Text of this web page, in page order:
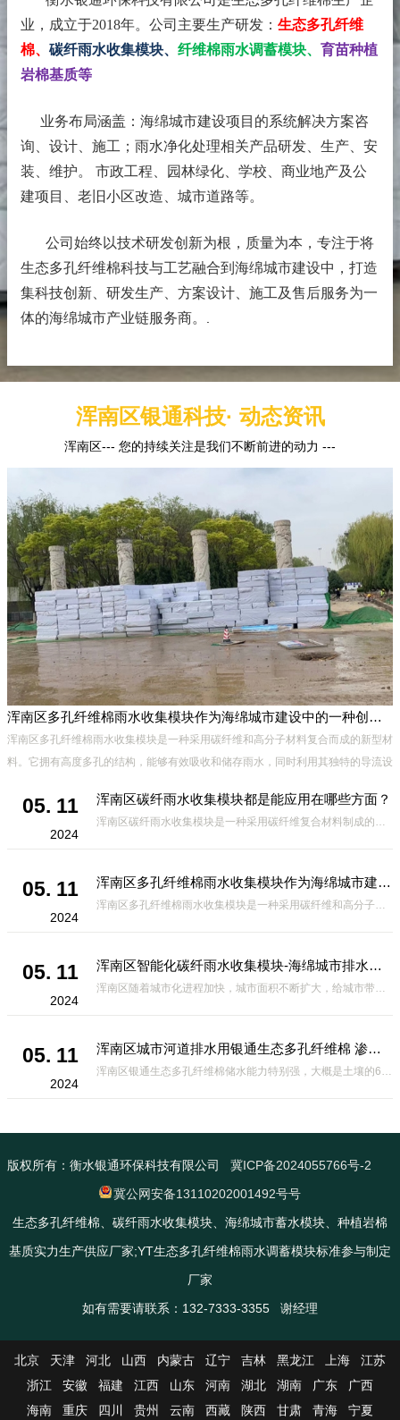
业，成立于2018年。 公司主要生产研发： 生态多孔纤维
棉、 碳纤雨水收集模块、 纤维棉雨水调蓄模块、 育苗种植
岩棉基质等
业务布局涵盖：海绵城市建设项目的系统解决方案咨
询、设计、施工；雨水净化处理相关产品研发、生产、安
装、维护。 市政工程、园林绿化、学校、商业地产及公
建项目、老旧小区改造、城市道路等。
公司始终以技术研发创新为根，质量为本，专注于将
生态多孔纤维棉科技与工艺融合到海绵城市建设中，打造
集科技创新、研发生产、方案设计、施工及售后服务为一
体的海绵城市产业链服务商。
浑南区银通科技· 动态资讯
浑南区--- 您的持续关注是我们不断前进的动力 ---
浑南区多孔纤维棉雨水收集模块作为海绵城市建设中的一种创新材料
浑南区多孔纤维棉雨水收集模块是一种采用碳纤维和高分子材料复合而成的新型材
料。它拥有高度多孔的结构，能够有效吸收和储存雨水，同时利用其独特的导流设
05. 11
2024
浑南区碳纤雨水收集模块都是能应用在哪些方面？
浑南区碳纤雨水收集模块是一种采用碳纤维复合材料制成的雨水收集装置，具有*、环保、可持续等诸多优点。这种模块的设计独特，结构轻巧且强度高，耐腐蚀，能够在各种环境条件下稳定运行。其广泛的应用领域不仅体现在城市规
05. 11
2024
浑南区多孔纤维棉雨水收集模块作为海绵城市建设中的一种创新材料
浑南区多孔纤维棉雨水收集模块是一种采用碳纤维和高分子材料复合而成的新型材料。它拥有高度多孔的结构，能够有效吸收和储存雨水，同时利用其独特的导流设计，将雨水迅速排出，有效防止城市内涝的发生。此外，该材料还具有
05. 11
2024
浑南区智能化碳纤雨水收集模块-海绵城市排水蓄水系统的优选项
浑南区随着城市化进程加快，城市面积不断扩大，给城市带来的问题也随之增加。其中之一就是水资源的短缺。雨水收集是一种解决城市水资源短缺的有效途径。在雨水收集技术中，智能化碳纤雨水收集模块的出现，为解决城市水资源
05. 11
2024
浑南区城市河道排水用银通生态多孔纤维棉 渗透性好重量轻
浑南区银通生态多孔纤维棉储水能力特别强，大概是土壤的6倍，所以在下暴雨或者是严重的雨雪天气时，能将降水量很好的吸收掉，到了天气晴朗之后又会将这些水分蒸发到空气中。这种材料在绿化环保上能起到很大的作用，能够大
版权所有：衡水银通环保科技有限公司
冀ICP备2024055766号-2
冀公网安备13110202001492号号
生态多孔纤维棉、碳纤雨水收集模块、海绵城市蓄水模块、种植岩棉
基质实力生产供应厂家;YT生态多孔纤维棉雨水调蓄模块标准参与制定
厂家
如有需要请联系：132-7333-3355 谢经理
北京 天津 河北 山西 内蒙古 辽宁 吉林 黑龙江 上海
江苏
浙江
安徽 福建 江西 山东 河南 湖北 湖南 广东
广西
海南
重庆 四川 贵州 云南 西藏 陕西 甘肃 青海 宁夏